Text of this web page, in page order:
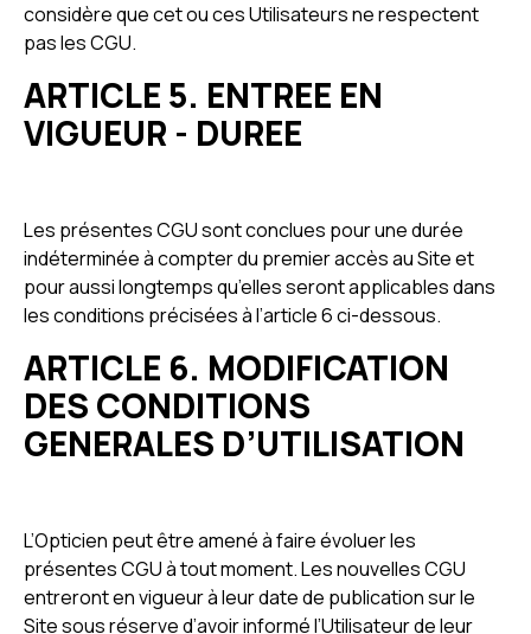
considère que cet ou ces Utilisateurs ne respectent
pas les CGU.
ARTICLE 5. ENTREE EN
VIGUEUR - DUREE
Les présentes CGU sont conclues pour une durée
indéterminée à compter du premier accès au Site et
pour aussi longtemps qu’elles seront applicables dans
les conditions précisées à l’article 6 ci-dessous.
ARTICLE 6. MODIFICATION
DES CONDITIONS
GENERALES D’UTILISATION
L’Opticien peut être amené à faire évoluer les
présentes CGU à tout moment. Les nouvelles CGU
entreront en vigueur à leur date de publication sur le
Site sous réserve d’avoir informé l’Utilisateur de leur